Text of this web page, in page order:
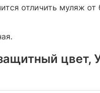
отличить муляж от
цвет,